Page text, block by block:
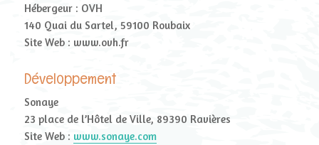
Hébergeur : OVH
140 Quai du Sartel, 59100 Roubaix
Site Web : www.ovh.fr
Développement
Sonaye
23 place de l’Hôtel de Ville, 89390 Ravières
Site Web : www.sonaye.com